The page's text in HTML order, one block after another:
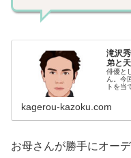
滝沢
弟と
俳優と
ん。今
トを
kagerou-kazoku.com
お母さんが勝手にオー